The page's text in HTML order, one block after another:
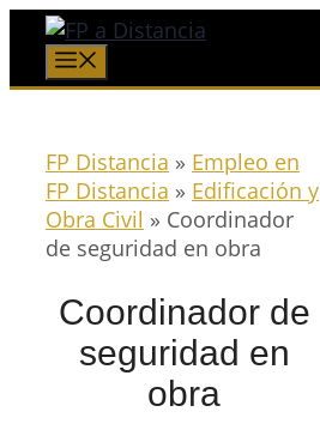
Saltar
contenido
FP Distancia » Empleo en
FP Distancia » Edificación y
Obra Civil » Coordinador
de seguridad en obra
Coordinador de
seguridad en
obra